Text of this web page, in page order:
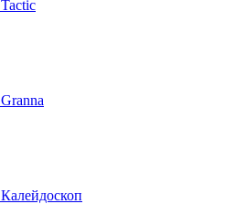
Tactic
Granna
Калейдоскоп